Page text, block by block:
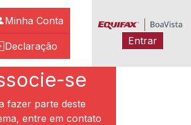
Minha Conta
Declaração Entrar
se
fazer parte deste
entre em contato